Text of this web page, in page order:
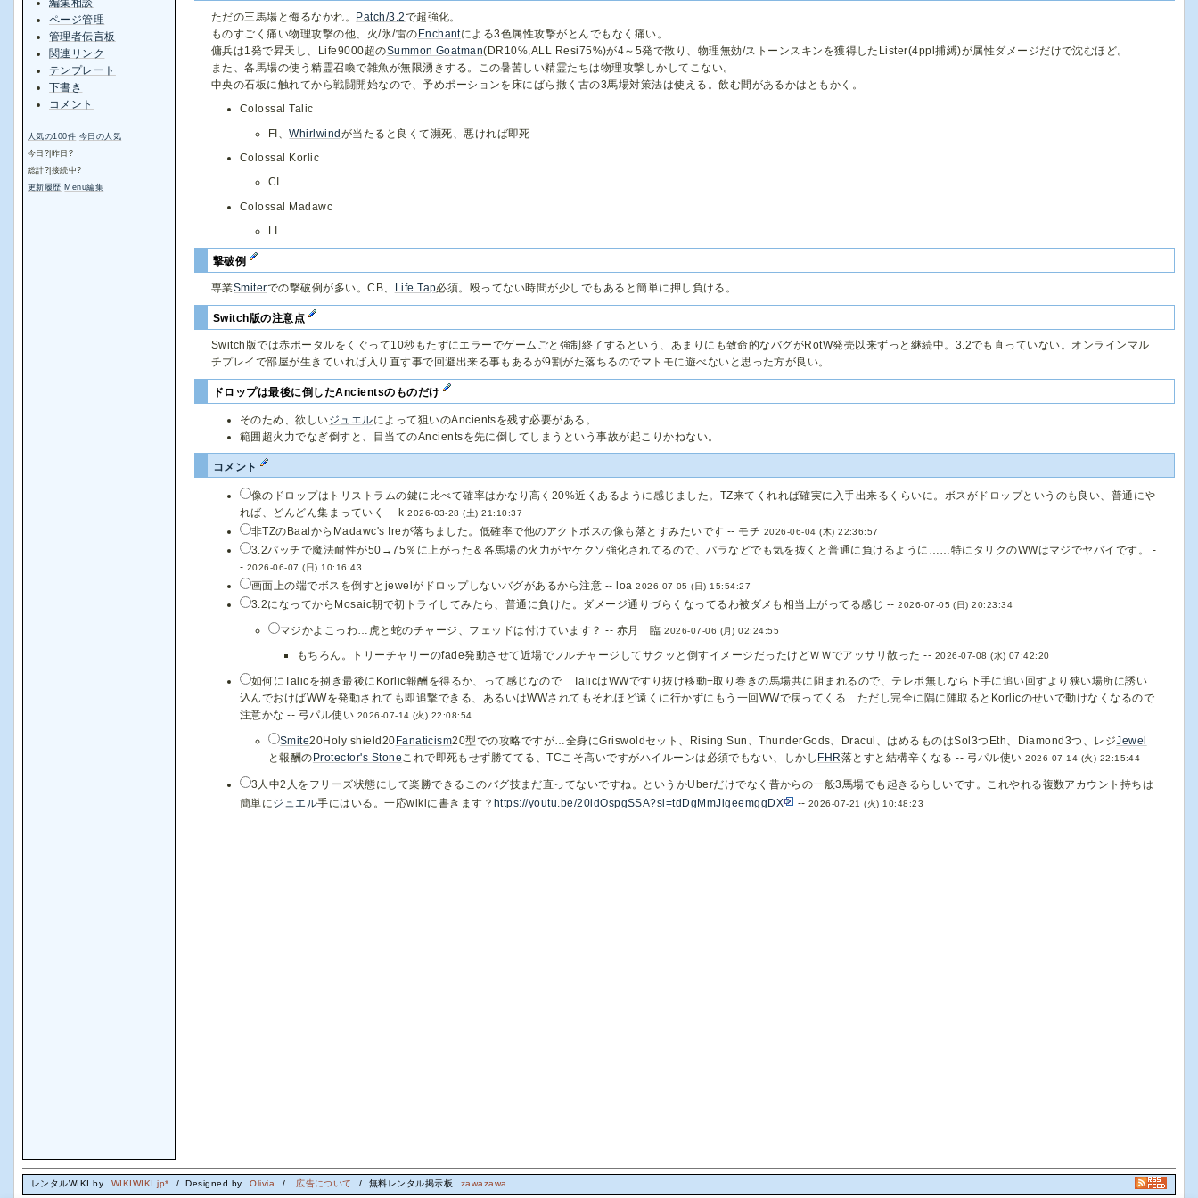
ただの三馬場と侮るなかれ。 Patch/3.2で超強化。
ものすごく痛い物理攻撃の他、火/氷/雷のEnchantによる3色属性攻撃がとんでもなく痛い。
傭兵は1発で昇天し、Life9000超のSummon Goatman(DR10%,ALL Resi75%)が4～5発で散り、物理無効/ストーンスキンを獲得したLister(4ppl捕縛)が属性ダメージだけで沈むほど。
また、各馬場の使う精霊召喚で雑魚が無限湧きする。この暑苦しい精霊たちは物理攻撃しかしてこない。
中央の石板に触れてから戦闘開始なので、予めポーションを床にばら撒く古の3馬場対策法は使える。飲む間があるかはともかく。
Colossal Talic
FI、Whirlwindが当たると良くて瀕死、悪ければ即死
Colossal Korlic
CI
Colossal Madawc
LI
撃破例
専業Smiterでの撃破例が多い。CB、 Life Tap必須。殴ってない時間が少しでもあると簡単に押し負ける。
Switch版の注意点
Switch版では赤ポータルをくぐって10秒もたずにエラーでゲームごと強制終了するという、あまりにも致命的なバグがRotW発売以来ずっと継続中。3.2でも直っていない。オンラインマル
チプレイで部屋が生きていれば入り直す事で回避出来る事もあるが9割がた落ちるのでマトモに遊べないと思った方が良い。
ドロップは最後に倒したAncientsのものだけ
そのため、欲しいジュエルによって狙いのAncientsを残す必要がある。
範囲超火力でなぎ倒すと、目当てのAncientsを先に倒してしまうという事故が起こりかねない。
コメント
像のドロップはトリストラムの鍵に比べて確率はかなり高く20%近くあるように感じました。TZ来てくれれば確実に入手出来るくらいに。ボスがドロップというのも良い、普通にや
れば、どんどん集まっていく -- k2026-03-28 (土) 21:10:37
非TZのBaalからMadawc's Ireが落ちました。低確率で他のアクトボスの像も落とすみたいです -- モチ 2026-06-04 (木) 22:36:57
3.2パッチで魔法耐性が50→75％に上がった＆各馬場の火力がヤケクソ強化されてるので、パラなどでも気を抜くと普通に負けるように……特にタリクのWWはマジでヤバイです。 -
- 2026-06-07 (日) 10:16:43
画面上の端でボスを倒すとjewelがドロップしないバグがあるから注意 -- loa2026-07-05 (日) 15:54:27
3.2になってからMosaic朝で初トライしてみたら、普通に負けた。ダメージ通りづらくなってるわ被ダメも相当上がってる感じ --2026-07-05 (日) 20:23:34
マジかよこっわ…虎と蛇のチャージ、フェッドは付けています？ -- 赤月 臨2026-07-06 (月) 02:24:55
もちろん。トリーチャリーのfade発動させて近場でフルチャージしてサクッと倒すイメージだったけどＷＷでアッサリ散った -- 2026-07-08 (水) 07:42:20
如何にTalicを捌き最後にKorlic報酬を得るか、って感じなので TalicはWWですり抜け移動+取り巻きの馬場共に阻まれるので、テレポ無しなら下手に追い回すより狭い場所に誘い
込んでおけばWWを発動されても即追撃できる、あるいはWWされてもそれほど遠くに行かずにもう一回WWで戻ってくる ただし完全に隅に陣取るとKorlicのせいで動けなくなるので
注意かな -- 弓パル使い 2026-07-14 (火) 22:08:54
Smite20Holy shield20 Fanaticism20型での攻略ですが…全身にGriswoldセット、Rising Sun、ThunderGods、Dracul、はめるものはSol3つEth、Diamond3つ、レジJewel
と報酬の Protector's Stoneこれで即死もせず勝ててる、TCこそ高いですがハイルーンは必須でもない、しかし FHR落とすと結構辛くなる -- 弓パル使い2026-07-14 (火) 22:15:44
3人中2人をフリーズ状態にして楽勝できるこのバグ技まだ直ってないですね。というかUberだけでなく昔からの一般3馬場でも起きるらしいです。これやれる複数アカウント持ちは
簡単にジュエル手にはいる。一応wikiに書きます？https://youtu.be/20ldOspgSSA?si=tdDgMmJigeemggDX -- 2026-07-21 (火) 10:48:23
編集相談
ページ管理
管理者伝言板
関連リンク
テンプレート
下書き
コメント
人気の100件 今日の人気
今日 ? |昨日 ?
総計? |接続中?
更新履歴 Menu編集
レンタルWIKI by WIKIWIKI.jp* / Designed by Olivia / 広告について / 無料レンタル掲示板 zawazawa